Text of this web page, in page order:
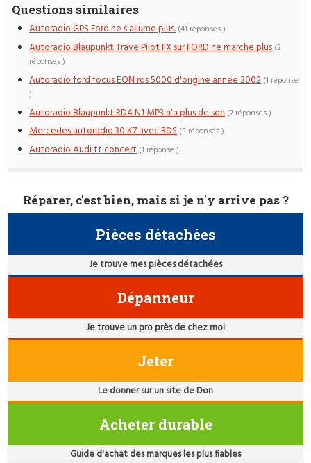
Questions similaires
Autoradio GPS Ford ne s'allume plus. (41 réponses )
Autoradio Blaupunkt TravelPilot FX sur FORD ne marche plus (2
réponses )
Autoradio ford focus EON rds 5000 d'origine année 2002 (1 réponse
)
Autoradio Blaupunkt RD4 N1 MP3 n'a plus de son (7 réponses )
Mercedes autoradio 30 K7 avec RDS (3 réponses )
Autoradio Audi tt concert (1 réponse )
Réparer, c'est bien, mais si je n'y arrive pas ?
Pièces détachées
Je trouve mes pièces détachées
Dépanneur
Je trouve un pro près de chez moi
Jeter
Le donner sur un site de Don
Acheter durable
Guide d'achat des marques les plus fiables